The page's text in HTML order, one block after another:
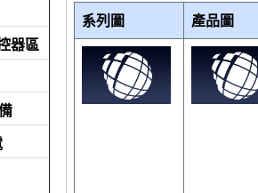
器區
系列圖 產品圖